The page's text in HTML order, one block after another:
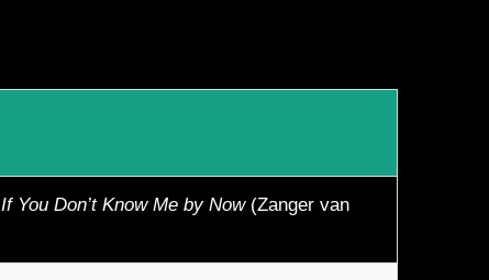
If You Don’t Know Me by Now(Zanger van